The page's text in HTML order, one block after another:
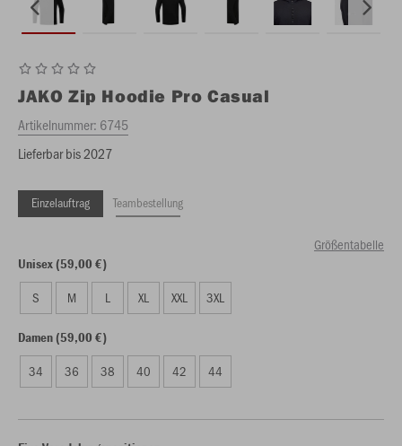
JAKO Zip Hoodie Pro Casual
Artikelnummer: 6745
Lieferbar bis 2027
Einzelauftrag Teambestellung
Größentabelle
Unisex (59,00 €)
S M L XL XXL 3XL
Damen (59,00 €)
34 36 38 40 42 44